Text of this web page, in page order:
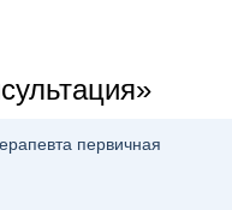
первичная